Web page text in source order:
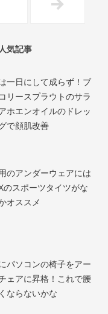
気記事
一日にして成らず！ブ
リースプラウトのサラ
ホエンオイルのドレッ
で顔肌改善
のアンダーウェアには
のスポーツタイツがな
オススメ
パソコンの椅子をアー
ェアに昇格！これで腰
ならないかな